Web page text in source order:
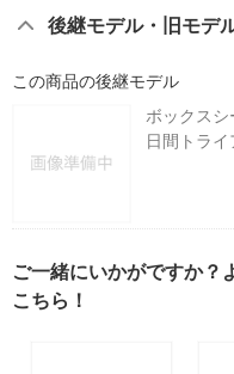
後継モデル・旧モデ
この商品の後継モデル
ボックス
日間トライ
ご一緒にいかがですか？
こちら！